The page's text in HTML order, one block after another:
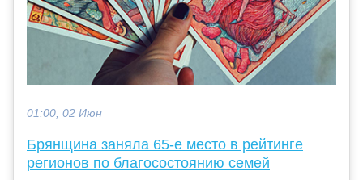
01:00, 02 Июн
Брянщина заняла 65-е место в рейтинге
регионов по благосостоянию семей